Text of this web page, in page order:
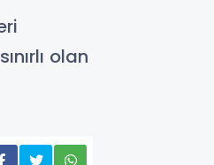
olan